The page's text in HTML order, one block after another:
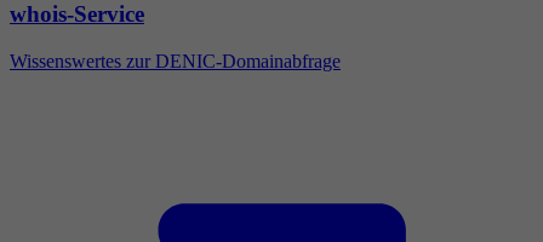
whois-Service
Wissenswertes zur DENIC-Domainabfrage